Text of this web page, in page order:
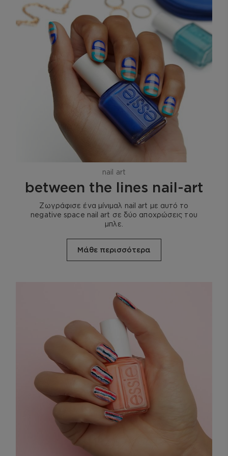
nail art
between the lines nail-art
Ζωγράφισε ένα μίνιμαλ nail art με αυτό το
negative space nail art σε δύο αποχρώσεις του
μπλε.
Μάθε περισσότερα